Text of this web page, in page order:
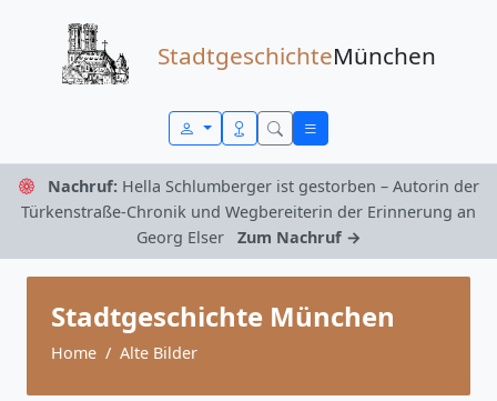
StadtgeschichteMünchen
Nachruf: Hella Schlumberger ist gestorben – Autorin der
Türkenstraße-Chronik und Wegbereiterin der Erinnerung an
Georg Elser
Zum Nachruf →
Stadtgeschichte München
Home Alte Bilder